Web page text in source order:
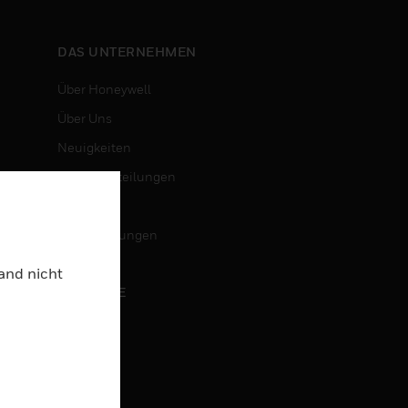
DAS UNTERNEHMEN
Über Honeywell
Über Uns
Neuigkeiten
Pressemitteilungen
Veranstaltungen
KARRIERE
nicht